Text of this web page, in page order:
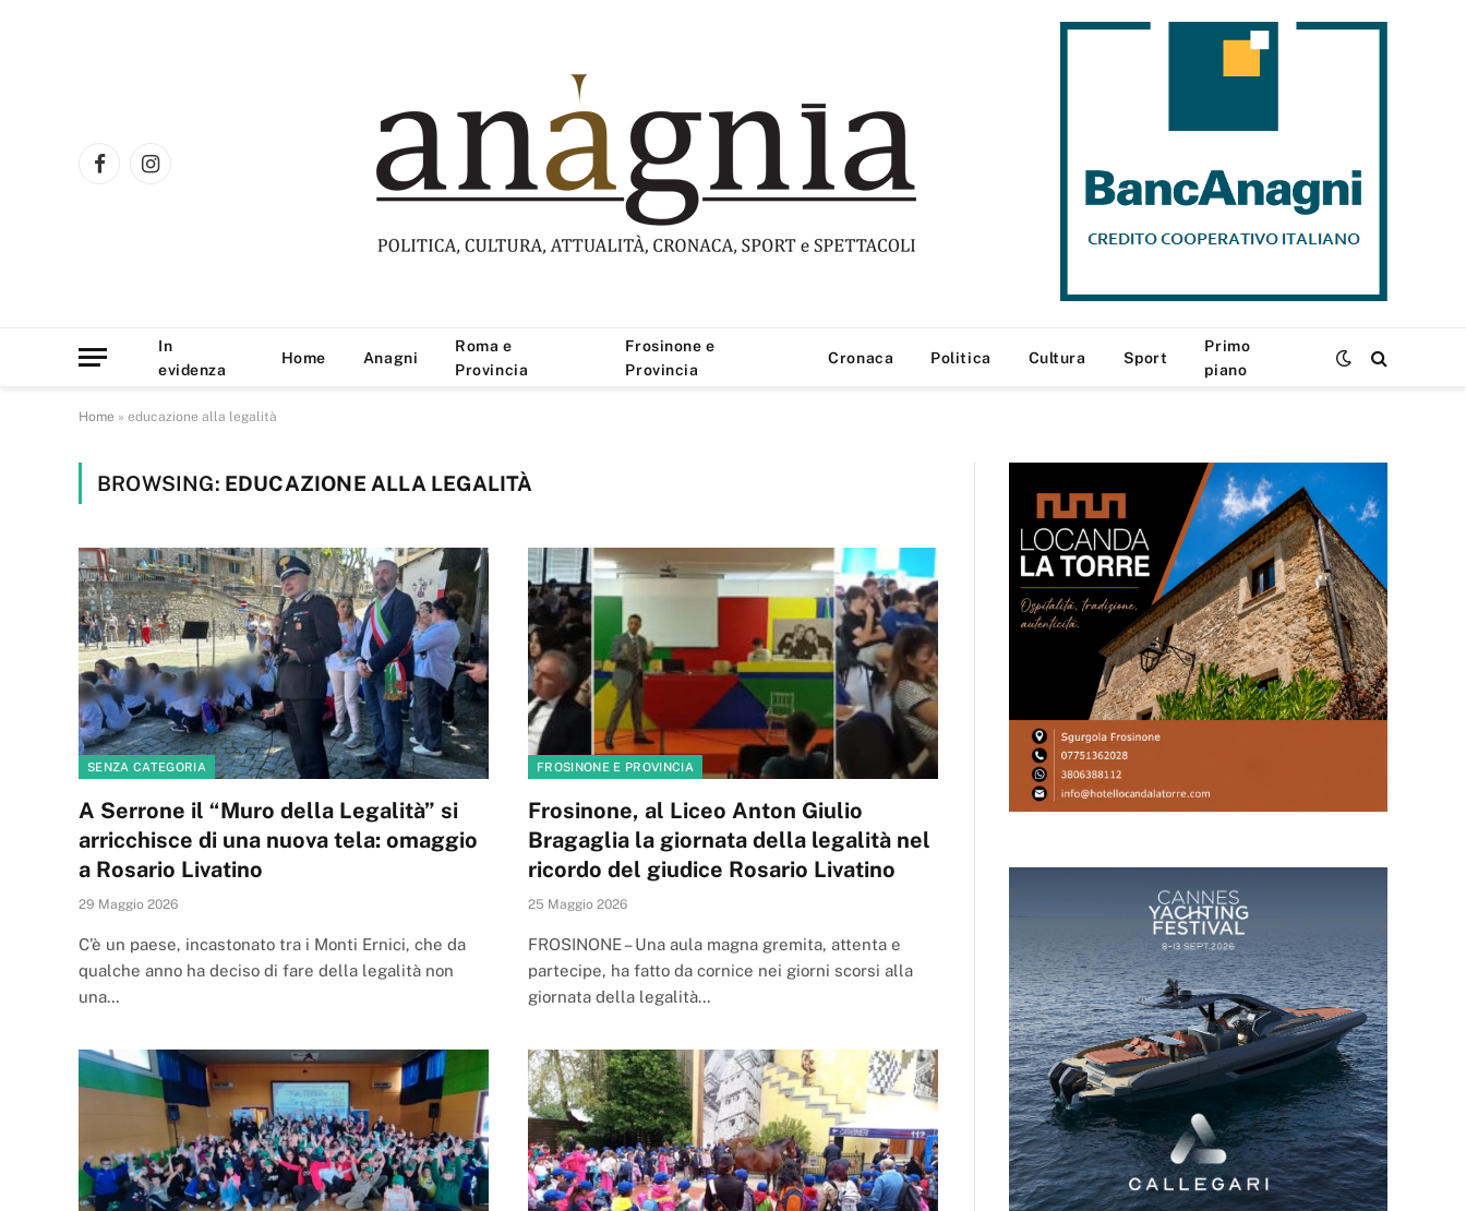
FacebookInstagram
In
evidenza
Home Anagni
Roma e
Provincia
Frosinone e
Provincia
Cronaca Politica Cultura Sport
Primo
piano
Home » educazione alla legalità
BROWSING: EDUCAZIONE ALLA LEGALITÀ
SENZA CATEGORIA
A Serrone il “Muro della Legalità” si
arricchisce di una nuova tela: omaggio
a Rosario Livatino
29 Maggio 2026
C’è un paese, incastonato tra i Monti Ernici, che da
qualche anno ha deciso di fare della legalità non
una…
FROSINONE E PROVINCIA
Frosinone, al Liceo Anton Giulio
Bragaglia la giornata della legalità nel
ricordo del giudice Rosario Livatino
25 Maggio 2026
FROSINONE – Una aula magna gremita, attenta e
partecipe, ha fatto da cornice nei giorni scorsi alla
giornata della legalità…